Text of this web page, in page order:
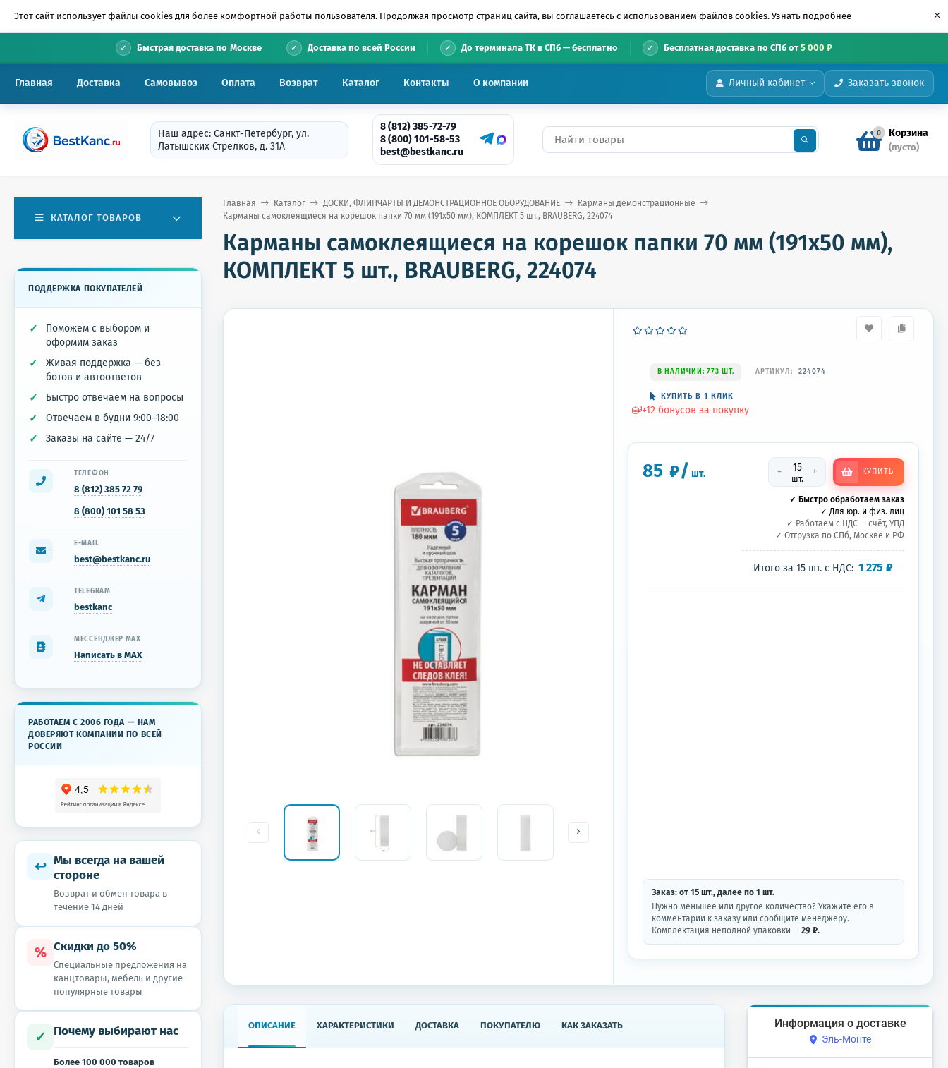
Этот сайт использует файлы cookies для более комфортной работы пользователя. Продолжая просмотр страниц сайта, вы соглашаетесь с использованием файлов cookies. Узнать подробнее ×
Быстрая доставка по Москве Доставка по всей России До терминала ТК в СПб — бесплатно Бесплатная доставка по СПб от5 000 ₽
Личный кабинет Заказать звонок
Главная Доставка Самовывоз Оплата Возврат Каталог Контакты О компании
Наш адрес: Санкт-Петербург, ул.
Латышских Стрелков, д. 31А
8 (812) 385-72-79
8 (800) 101-58-53
best@bestkanc.ru
0 Корзина
(пусто)
Главная Каталог ДОСКИ, ФЛИПЧАРТЫ И ДЕМОНСТРАЦИОННОЕ ОБОРУДОВАНИЕ
Карманы демонстрационные
Карманы самоклеящиеся на корешок папки 70 мм (191х50 мм), КОМПЛЕКТ 5 шт., BRAUBERG, 224074
Карманы самоклеящиеся на корешок папки 70 мм (191х50 мм),
КОМПЛЕКТ 5 шт., BRAUBERG, 224074
В НАЛИЧИИ: 773 ШТ. АРТИКУЛ: 224074
КУПИТЬ В 1 КЛИК
+12 бонусов за покупку
85 ₽/ шт. -
шт.
+ КУПИТЬ
✓ Быстро обработаем заказ
✓ Для юр. и физ. лиц
✓ Работаем с НДС — счёт, УПД
✓ Отгрузка по СПб, Москве и РФ
Итого за15 шт. с НДС: 1 275₽
Заказ: от15 шт., далее по1 шт.
Нужно меньшее или другое количество? Укажите его в
комментарии к заказу или сообщите менеджеру.
Комплектация неполной упаковки —29 ₽.
ОПИСАНИЕ ХАРАКТЕРИСТИКИ ДОСТАВКА ПОКУПАТЕЛЮ КАК ЗАКАЗАТЬ Информация о доставке
Эль-Монте
КАТАЛОГ ТОВАРОВ
ПОДДЕРЖКА ПОКУПАТЕЛЕЙ
Поможем с выбором и
оформим заказ
Живая поддержка — без
ботов и автоответов
Быстро отвечаем на вопросы
Отвечаем в будни 9:00–18:00
Заказы на сайте — 24/7
ТЕЛЕФОН
8 (812) 385 72 79
8 (800) 101 58 53
E-MAIL
best@bestkanc.ru
TELEGRAM
bestkanc
МЕССЕНДЖЕР MAX
Написать в MAX
РАБОТАЕМ С 2006 ГОДА — НАМ
ДОВЕРЯЮТ КОМПАНИИ ПО ВСЕЙ
РОССИИ
↩ Мы всегда на вашей
стороне
Возврат и обмен товара в
течение 14 дней
% Скидки до 50%
Специальные предложения на
канцтовары, мебель и другие
популярные товары
✓ Почему выбирают нас
Более 100 000 товаров